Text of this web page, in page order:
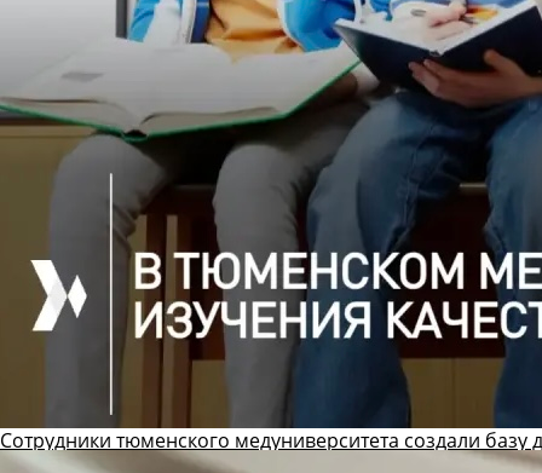
Сотрудники тюменского медуниверситета создали